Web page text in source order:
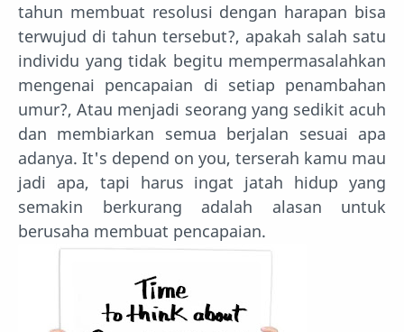
tahun membuat resolusi dengan harapan bisa
terwujud di tahun tersebut?, apakah salah satu
individu yang tidak begitu mempermasalahkan
mengenai pencapaian di setiap penambahan
umur?, Atau menjadi seorang yang sedikit acuh
dan membiarkan semua berjalan sesuai apa
adanya. It's depend on you, terserah kamu mau
jadi apa, tapi harus ingat jatah hidup yang
semakin berkurang adalah alasan untuk
berusaha membuat pencapaian.